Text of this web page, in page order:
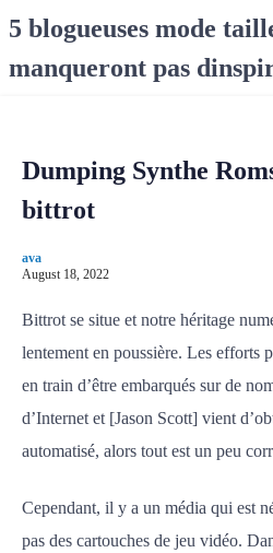
5 blogueuses mode
manqueront pas
Dumping Synthe
bittrot
ava
August 18, 2022
Bittrot se situe et notre héritage
lentement en poussière. Les efforts
en train d’être embarqués sur de
d’Internet et [Jason Scott] vient
automatisé, alors tout est un peu
Cependant, il y a un média qui est
pas des cartouches de jeu vidéo.